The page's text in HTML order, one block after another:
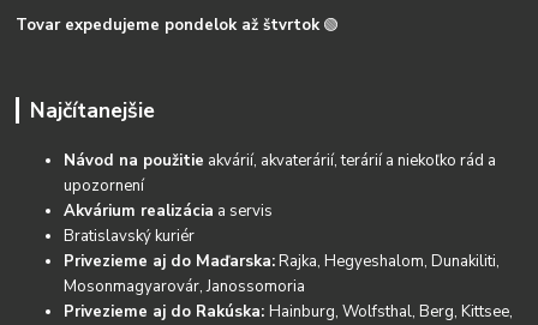
Tovar expedujeme pondelok až štvrtok 🟢
Najčítanejšie
Návod na použitie akvárií, akvaterárií, terárií a niekoľko rád a
upozornení
Akvárium realizácia a servis
Bratislavský kuriér
Privezieme aj do Maďarska:Rajka, Hegyeshalom, Dunakiliti,
Mosonmagyarovár, Janossomoria
Privezieme aj do Rakúska:Hainburg, Wolfsthal, Berg, Kittsee,